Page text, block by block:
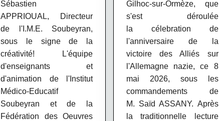
Sébastien
APPRIOUAL, Directeur
de l'I.M.E. Soubeyran,
sous le signe de la
créativité! L'équipe
d'enseignants et
d'animation de
l'Institut
Médico-Educatif
Soubeyran et de la
Fédération des Oeuvres
Gilhoc-sur-Ormèze, que
s'est déroulée
la célebration de
l'anniversaire de la
victoire des Alliés sur
l'Allemagne nazie, ce 8
mai 2026, sous les
commandements de
M. Saïd ASSANY. Après
la traditionnelle
lecture